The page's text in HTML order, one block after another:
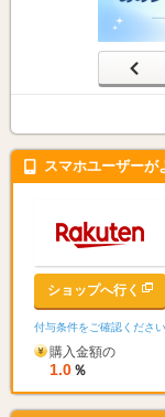
スマホユーザーが
ショップへ行く
付与条件をご確認ください
購入金額の
1.0 ％